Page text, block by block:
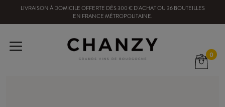
LIVRAISON À DOMICILE OFFERTE DÈS300€ D'ACHAT OU 36BOUTEILLES
EN FRANCE MÉTROPOLITAINE.
0